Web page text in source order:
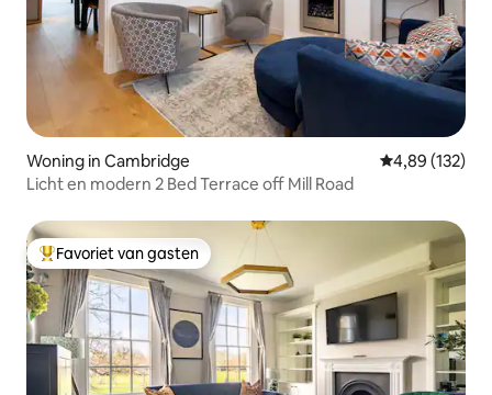
Woning in Cambridge Gemiddelde
4,89 (132)
Licht en modern 2 Bed Terrace off Mill Road
Topfavoriet van gasten
Favoriet van gasten